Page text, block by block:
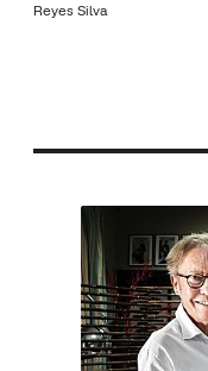
Reyes Silva